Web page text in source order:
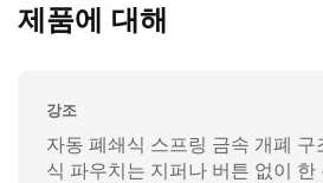
제품에 대해
강조
자동 폐쇄식 스프링 금속 개폐
식 파우치는 지퍼나 버튼 없이 한